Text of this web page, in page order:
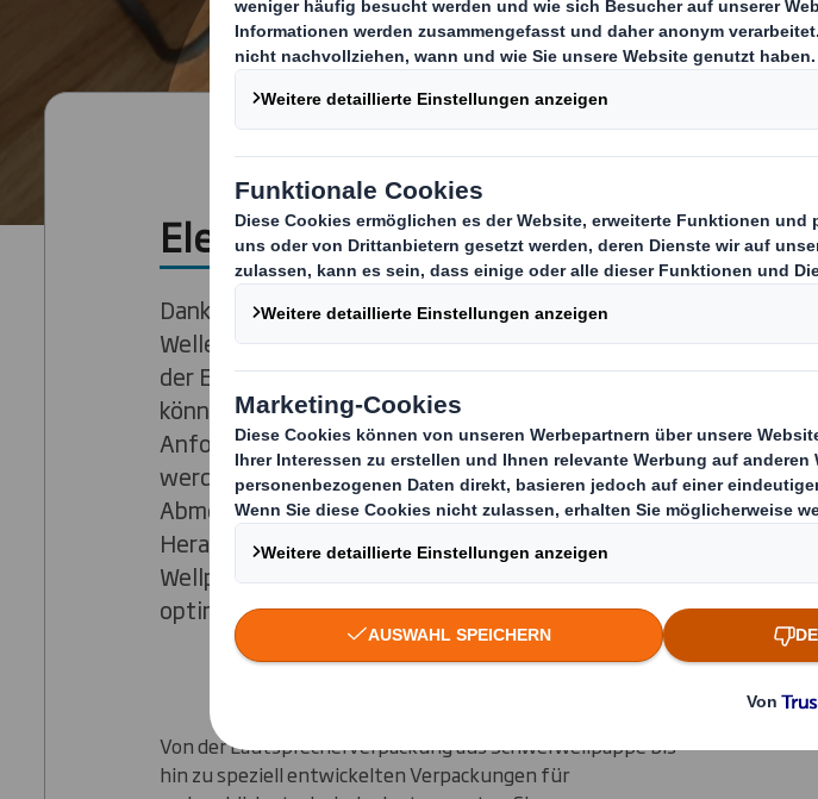
Elektronikindustrie
Dank unseres breiten Sortiments an
Wellenprofilen sowie unserer Fachkompetenz bei
der Entwicklung von Industrieverpackungen
können wir Ihnen Lösungen bieten, die den
Anforderungen im Elektronikbereich gerecht
werden. Ob Verpackungen mit großen
Abmessungen oder technische
Herausforderungen – unsere Lösungen aus 100 %
Wellpappe oder Verbundstoffen sichern den
optimalen Schutz Ihrer Produkte.
Von der Lautsprecherverpackung aus Schwerwellpappe bis
hin zu speziell entwickelten Verpackungen für